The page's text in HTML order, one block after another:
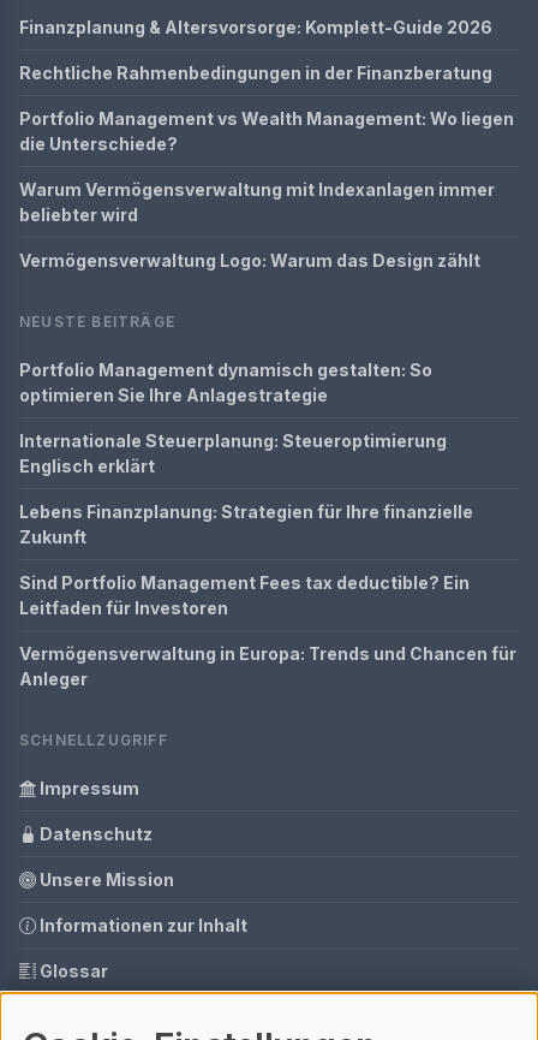
Finanzplanung & Altersvorsorge: Komplett-Guide 2026
Rechtliche Rahmenbedingungen in der Finanzberatung
Portfolio Management vs Wealth Management: Wo liegen
die Unterschiede?
Warum Vermögensverwaltung mit Indexanlagen immer
beliebter wird
Vermögensverwaltung Logo: Warum das Design zählt
NEUSTE BEITRÄGE
Portfolio Management dynamisch gestalten: So
optimieren Sie Ihre Anlagestrategie
Internationale Steuerplanung: Steueroptimierung
Englisch erklärt
Lebens Finanzplanung: Strategien für Ihre finanzielle
Zukunft
Sind Portfolio Management Fees tax deductible? Ein
Leitfaden für Investoren
Vermögensverwaltung in Europa: Trends und Chancen für
Anleger
SCHNELLZUGRIFF
Impressum
Datenschutz
Unsere Mission
Informationen zur Inhalt
Glossar